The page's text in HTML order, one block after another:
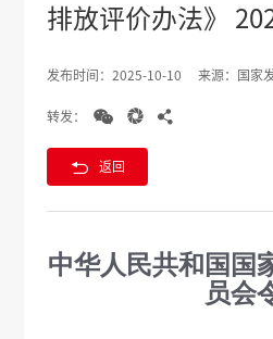
排放评价办法》
发布时间：2025-10-10 来源：国家
转发：   
 返回
中华人民共和国国
员会